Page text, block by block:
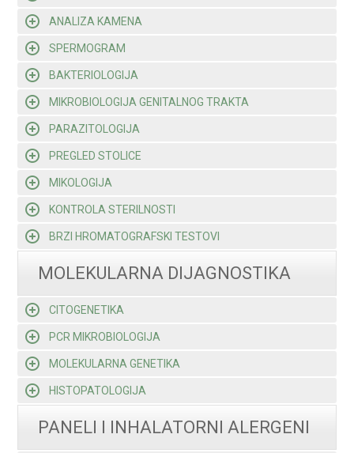
ANALIZA KAMENA
SPERMOGRAM
BAKTERIOLOGIJA
MIKROBIOLOGIJA GENITALNOG TRAKTA
PARAZITOLOGIJA
PREGLED STOLICE
MIKOLOGIJA
KONTROLA STERILNOSTI
BRZI HROMATOGRAFSKI TESTOVI
MOLEKULARNA DIJAGNOSTIKA
CITOGENETIKA
PCR MIKROBIOLOGIJA
MOLEKULARNA GENETIKA
HISTOPATOLOGIJA
PANELI I INHALATORNI ALERGENI